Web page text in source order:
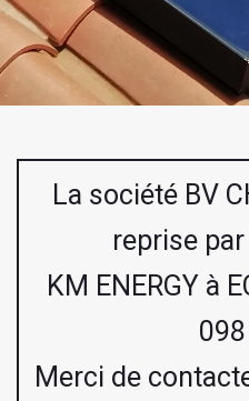
La société BV
reprise
KM ENERGY à
Merci de